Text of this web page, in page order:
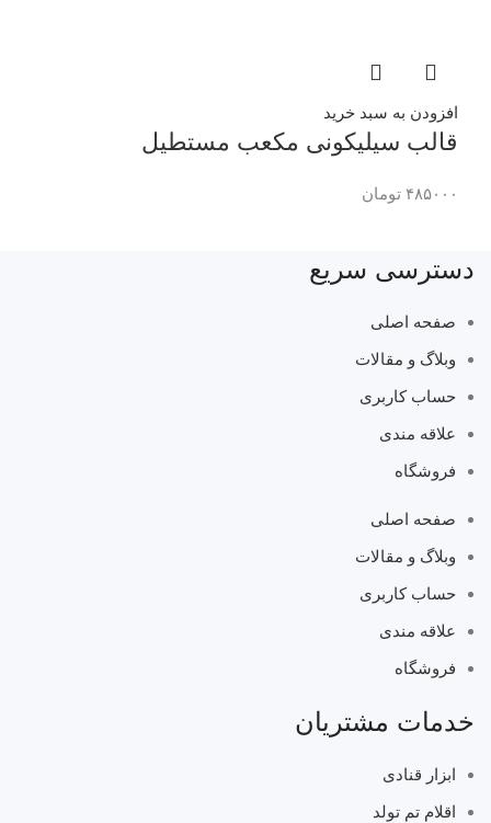
افزودن به سبد خرید
قالب سیلیکونی مکعب مستطیل
۴۸۵۰۰۰ تومان
دسترسی سریع
صفحه اصلی
وبلاگ و مقالات
حساب کاربری
علاقه مندی
فروشگاه
صفحه اصلی
وبلاگ و مقالات
حساب کاربری
علاقه مندی
فروشگاه
خدمات مشتریان
ابزار قنادی
اقلام تم تولد